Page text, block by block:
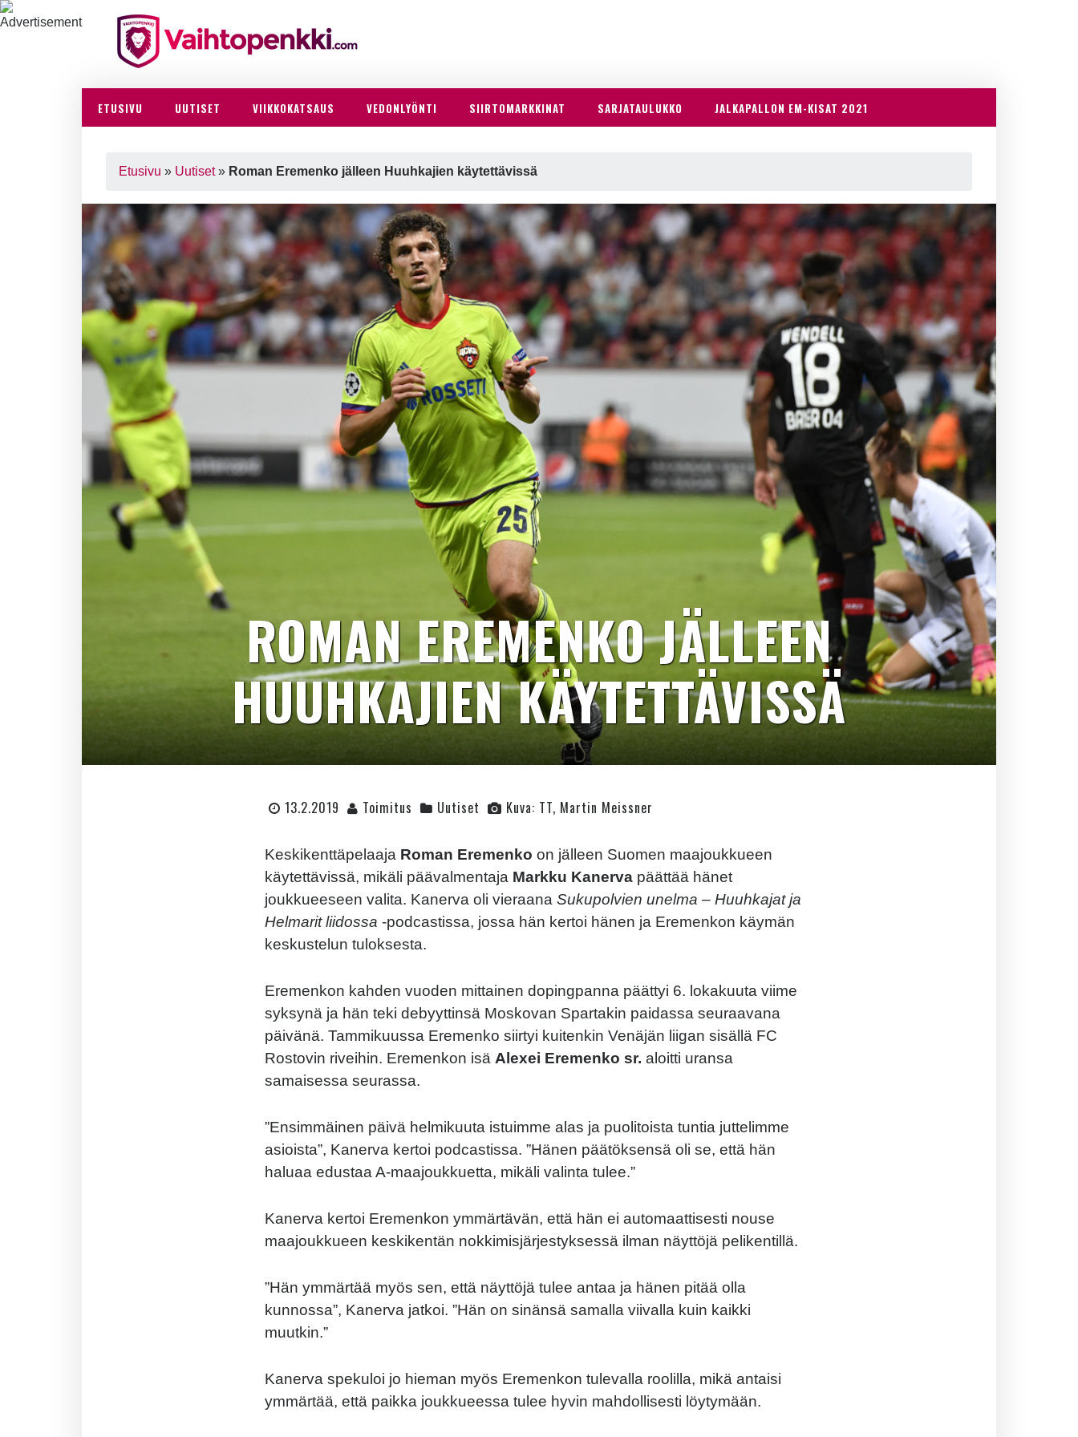
ETUSIVU UUTISET VIIKKOKATSAUS VEDONLYÖNTI SIIRTOMARKKINAT SARJATAULUKKO JALKAPALLON EM-KISAT 2021
Etusivu » Uutiset» Roman Eremenko jälleen Huuhkajien käytettävissä
ROMAN EREMENKO JÄLLEEN
HUUHKAJIEN KÄYTETTÄVISSÄ
13.2.2019 Toimitus Uutiset Kuva: TT, Martin Meissner
Keskikenttäpelaaja Roman Eremenko on jälleen Suomen maajoukkueen
käytettävissä, mikäli päävalmentaja Markku Kanerva päättää hänet
joukkueeseen valita. Kanerva oli vieraana Sukupolvien unelma – Huuhkajat ja
Helmarit liidossa -podcastissa, jossa hän kertoi hänen ja Eremenkon käymän
keskustelun tuloksesta.
Eremenkon kahden vuoden mittainen dopingpanna päättyi 6. lokakuuta viime
syksynä ja hän teki debyyttinsä Moskovan Spartakin paidassa seuraavana
päivänä. Tammikuussa Eremenko siirtyi kuitenkin Venäjän liigan sisällä FC
Rostovin riveihin. Eremenkon isä Alexei Eremenko sr. aloitti uransa
samaisessa seurassa.
”Ensimmäinen päivä helmikuuta istuimme alas ja puolitoista tuntia juttelimme
asioista”, Kanerva kertoi podcastissa. ”Hänen päätöksensä oli se, että hän
haluaa edustaa A-maajoukkuetta, mikäli valinta tulee.”
Kanerva kertoi Eremenkon ymmärtävän, että hän ei automaattisesti nouse
maajoukkueen keskikentän nokkimisjärjestyksessä ilman näyttöjä pelikentillä.
”Hän ymmärtää myös sen, että näyttöjä tulee antaa ja hänen pitää olla
kunnossa”, Kanerva jatkoi. ”Hän on sinänsä samalla viivalla kuin kaikki
muutkin.”
Kanerva spekuloi jo hieman myös Eremenkon tulevalla roolilla, mikä antaisi
ymmärtää, että paikka joukkueessa tulee hyvin mahdollisesti löytymään.